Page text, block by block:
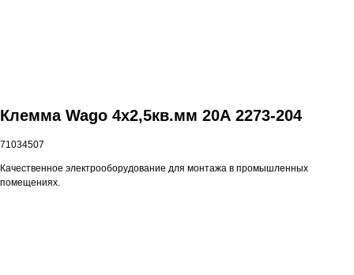
Клемма Wago 4х2,5кв.мм 20А 2273-204
71034507
Качественное электрооборудование для монтажа в промышленных
помещениях.